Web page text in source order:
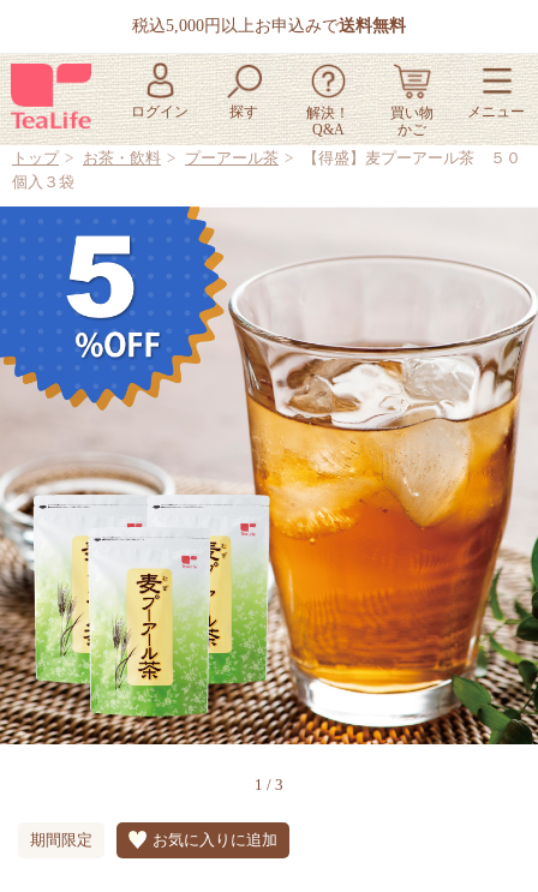
税込5,000円以上お申込みで送料無料
トップ お茶・飲料 プーアール茶
【得盛】麦プーアール茶 ５０
個入３袋
1 / 3
期間限定 お気に入りに追加